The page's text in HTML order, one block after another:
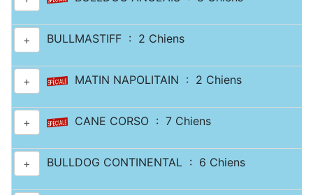
+ BULLMASTIFF : 2 Chiens
+ MATIN NAPOLITAIN : 2 Chiens
+ CANE CORSO : 7 Chiens
+ BULLDOG CONTINENTAL : 6 Chiens